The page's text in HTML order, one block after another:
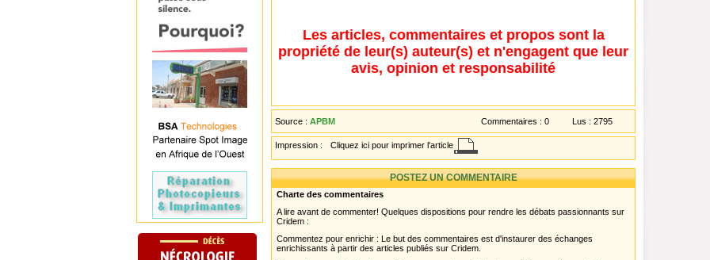
Les articles, commentaires et propos sont la
propriété de leur(s) auteur(s) et n'engagent que leur
avis, opinion et responsabilité
Source : APBM Commentaires : 0 Lus : 2795
Impression : Cliquez ici pour imprimer l'article
POSTEZ UN COMMENTAIRE
Charte des commentaires
A lire avant de commenter! Quelques dispositions pour rendre les débats passionnants sur
Cridem :
Commentez pour enrichir : Le but des commentaires est d'instaurer des échanges
enrichissants à partir des articles publiés sur Cridem.